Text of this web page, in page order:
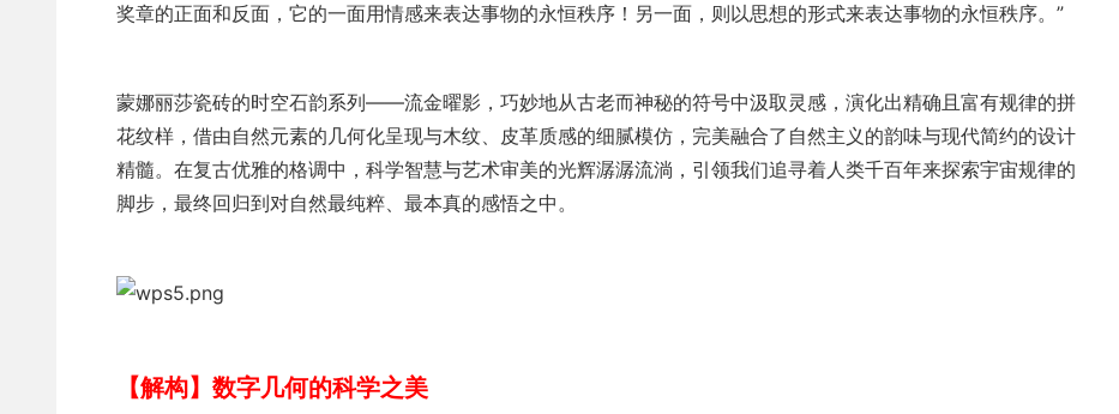
奖章的正面和反面，它的一面用情感来表达事物的永恒秩序！另一面，则以思想的形式来表达事物的永恒秩序。”
蒙娜丽莎瓷砖的时空石韵系列——流金曜影，巧妙地从古老而神秘的符号中汲取灵感，演化出精确且富有规律的拼
花纹样，借由自然元素的几何化呈现与木纹、皮革质感的细腻模仿，完美融合了自然主义的韵味与现代简约的设计
精髓。在复古优雅的格调中，科学智慧与艺术审美的光辉潺潺流淌，引领我们追寻着人类千百年来探索宇宙规律的
脚步，最终回归到对自然最纯粹、最本真的感悟之中。
【解构】数字几何的科学之美